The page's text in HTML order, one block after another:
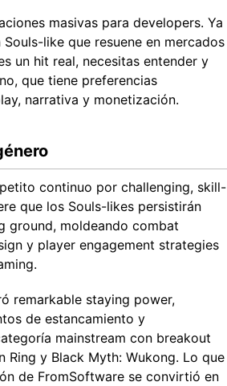
masivas para developers. Ya
like que resuene en mercados
un hit real, necesitas entender y
que tiene preferencias
narrativa y monetización.
continuo por challenging, skill-
que los Souls-likes persistirán
ground, moldeando combat
y player engagement strategies
remarkable staying power,
de estancamiento y
mainstream con breakout
Ring y Black Myth: Wukong. Lo que
de FromSoftware se convirtió en